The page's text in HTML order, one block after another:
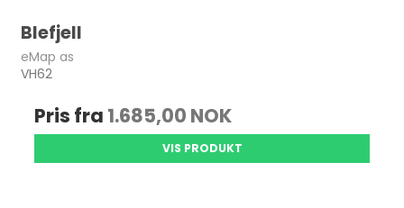
Blefjell
eMap as
VH62
Pris fra 1.685,00 NOK
VIS PRODUKT